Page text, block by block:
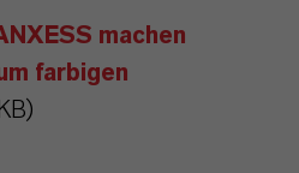
machen
farbigen